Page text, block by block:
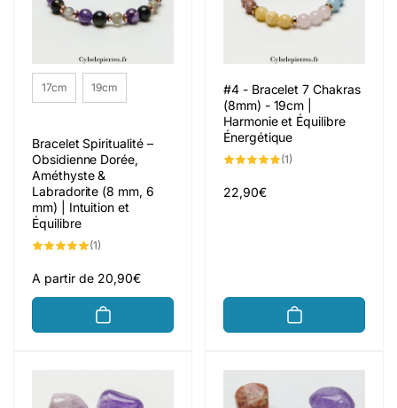
Taille
17cm 19cm
Bracelet Spiritualité –
Obsidienne Dorée,
Améthyste &
Labradorite (8 mm, 6
mm) | Intuition et
Équilibre
(1)
critiques
Prix
habituel
A partir de 20,90€
#4 - Bracelet 7 Chakras
(8mm) - 19cm |
Harmonie et Équilibre
Énergétique
(1)
Prix
22,90€